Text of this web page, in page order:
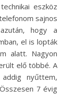
eszköz
sajnos
hogy a
el is lopták
alatt. Nagyon
elő többé. A
nyűttem,
7 évig